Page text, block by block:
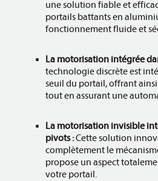
une solution fiable et
portails battants en
fonctionnement fluide et
La motorisation intégrée
technologie discrète est
seuil du portail, offrant
tout en assurant une
La motorisation invisible
pivots :Cette solution
complètement le
propose un aspect
votre portail.